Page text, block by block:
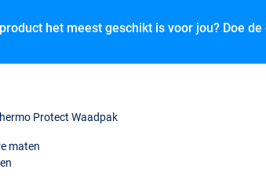
het meest geschikt is voor jou? Doe de
Protect Waadpak
maten